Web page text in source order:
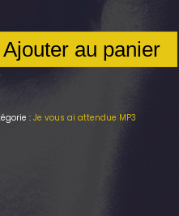
Ajouter au panier
: Je vous ai attendue MP3